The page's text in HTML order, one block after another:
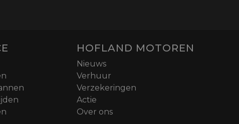
HOFLAND MOTOREN
Nieuws
Verhuur
Verzekeringen
Actie
Over ons